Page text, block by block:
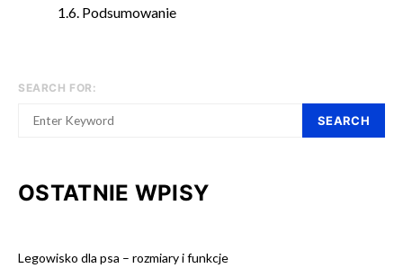
Podsumowanie
SEARCH FOR:
SEARCH
OSTATNIE WPISY
Legowisko dla psa – rozmiary i funkcje